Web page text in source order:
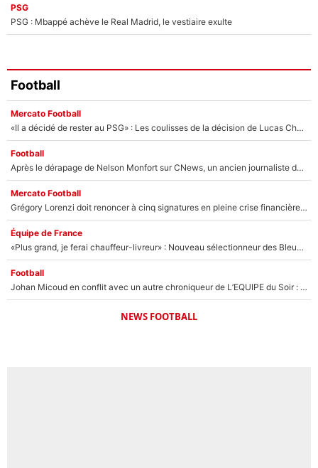
PSG
PSG : Mbappé achève le Real Madrid, le vestiaire exulte
Football
Mercato Football
«Il a décidé de rester au PSG» : Les coulisses de la décision de Lucas Chevalier pour son transfert
Football
Après le dérapage de Nelson Monfort sur CNews, un ancien journaliste de France Télévisions relance la polémique sur les incendies en Gironde
Mercato Football
Grégory Lorenzi doit renoncer à cinq signatures en pleine crise financière : L’IA propose sept noms à l’OM pour un mercato réussi... à seulement 5M€ !
Équipe de France
«Plus grand, je ferai chauffeur-livreur» : Nouveau sélectionneur des Bleus, Zinédine Zidane s’était imaginé un avenir très différent lorsqu'il était enfant
Football
Johan Micoud en conflit avec un autre chroniqueur de L’EQUIPE du Soir : «Pendant un moment, je ne les ai pas remis ensemble dans l'émission»
NEWS FOOTBALL